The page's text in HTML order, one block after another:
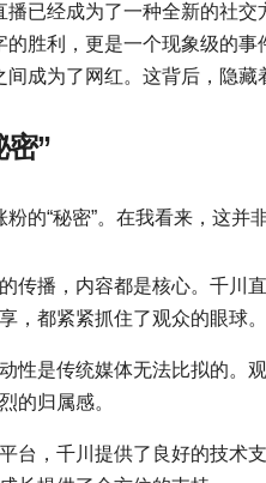
已经成为了一种全新的社
胜利，更是一个现象级的
成为了网红。这背后，隐
密”
的“秘密”。在我看来，这并
的传播，内容都是核心。千川
，都紧紧抓住了观众的眼球。
动性是传统媒体无法比拟的。
的归属感。
平台，千川提供了良好的技术